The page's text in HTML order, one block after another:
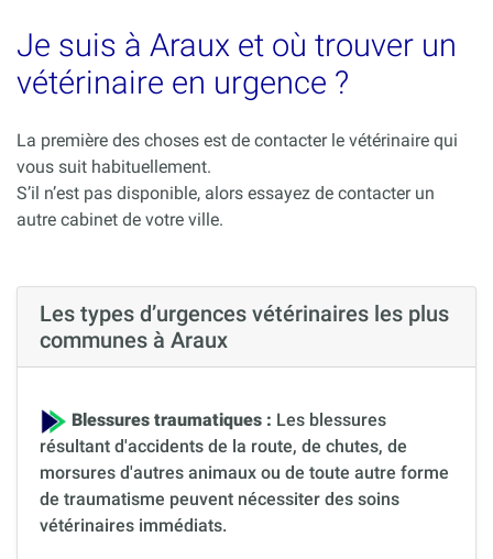
Je suis à Araux et où trouver un
vétérinaire en urgence ?
La première des choses est de contacter le vétérinaire qui
vous suit habituellement.
S’il n’est pas disponible, alors essayez de contacter un
autre cabinet de votre ville.
Les types d’urgences vétérinaires les plus
communes à Araux
Blessures traumatiques : Les blessures
résultant d'accidents de la route, de chutes, de
morsures d'autres animaux ou de toute autre forme
de traumatisme peuvent nécessiter des soins
vétérinaires immédiats.